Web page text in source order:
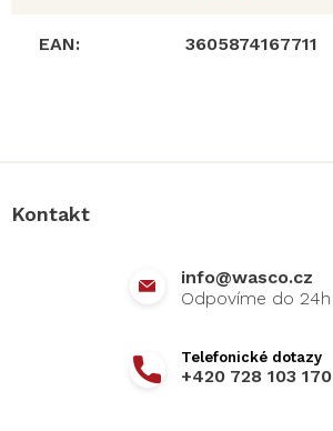
EAN: 3605874167711
Kontakt
info@wasco.cz
+420 728 103 170